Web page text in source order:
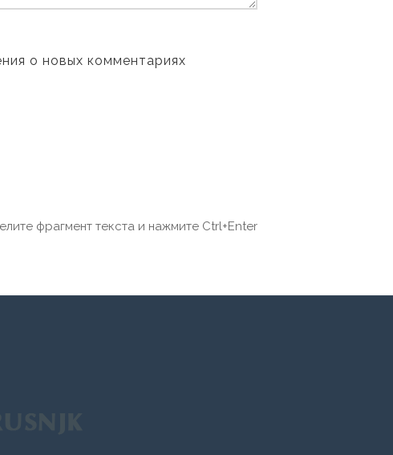
о новых комментариях
фрагмент текста и нажмите Ctrl+Enter